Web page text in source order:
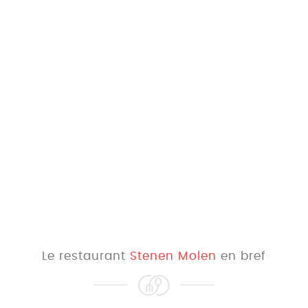
Le restaurant Stenen Molen en bref